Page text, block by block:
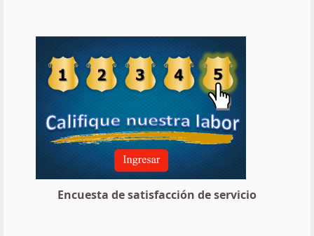
Encuesta de satisfacción de servicio